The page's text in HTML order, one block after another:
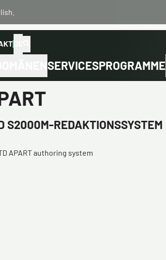
SERVICESPROGRAMME
S2000M-REDAKTIONSSYSTEM